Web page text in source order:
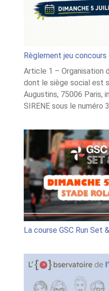
Règlement jeu concours
Article 1 – Organisation
dont le siège social est
Augustins, 75006 Paris,
SIRENE sous le numéro
La course GSC Run Set